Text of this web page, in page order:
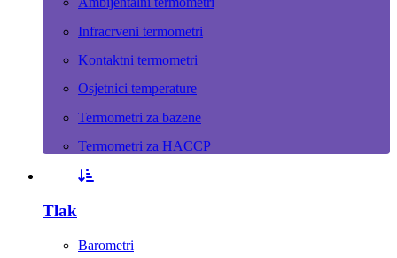
Infracrveni termometri
Kontaktni termometri
Osjetnici temperature
Termometri za bazene
Termometri za HACCP
Tlak
Barometri